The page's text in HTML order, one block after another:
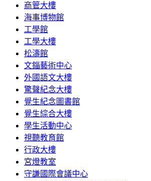
商管大樓
海事博物館
工學館
工學大樓
松濤館
文錙藝術中心
外國語文大樓
驚聲紀念大樓
覺生紀念圖書館
覺生綜合大樓
學生活動中心
視聽教育館
行政大樓
宮燈教室
守謙國際會議中心